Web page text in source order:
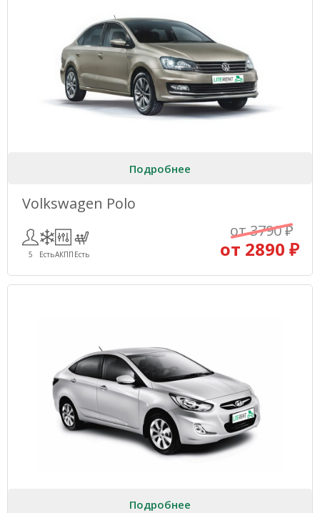
Подробнее
Volkswagen Polo
5 ЕстьАКПП Есть
от 3790 ₽
от 2890 ₽
Подробнее